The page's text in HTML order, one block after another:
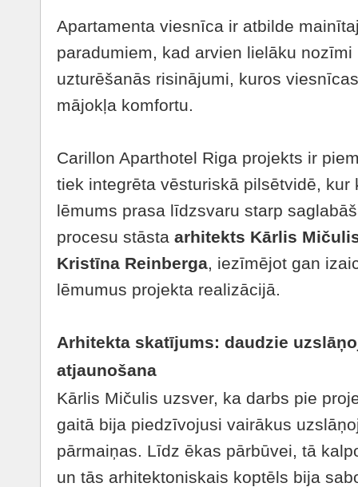
Apartamenta viesnīca ir atbilde
paradumiem, kad arvien lielāku
uzturēšanās risinājumi, kuros
mājokļa komfortu.
Carillon Aparthotel Riga projekts ir
tiek integrēta vēsturiskā pilsētvidē, kur
lēmums prasa līdzsvaru starp
procesu stāsta arhitekts Kārlis
Kristīna Reinberga, iezīmējot gan
lēmumus projekta realizācijā.
Arhitekta skatījums: daudzie
atjaunošana
Kārlis Mičulis uzsver, ka darbs pie
gaitā bija piedzīvojusi vairākus
pārmaiņas. Līdz ēkas pārbūvei, tā
un tās arhitektoniskais koptēls bija